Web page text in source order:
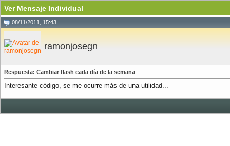
Ver Mensaje Individual
08/11/2011, 15:43
ramonjosegn
Respuesta: Cambiar flash cada día de la semana
Interesante código, se me ocurre más de una utilidad...